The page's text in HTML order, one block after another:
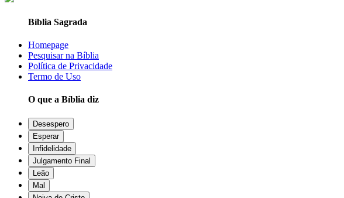
Bíblia Sagrada
Homepage
Pesquisar na Bíblia
Política de Privacidade
Termo de Uso
O que a Bíblia diz
Desespero
Esperar
Infidelidade
Julgamento Final
Leão
Mal